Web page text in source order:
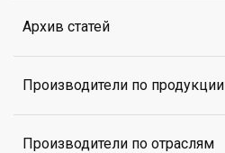
Архив статей
Производители по продукции
Производители по отраслям